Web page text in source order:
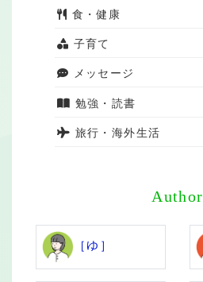
食・健康
子育て
メッセージ
勉強・読書
旅行・海外生活
Author
［ゆ］